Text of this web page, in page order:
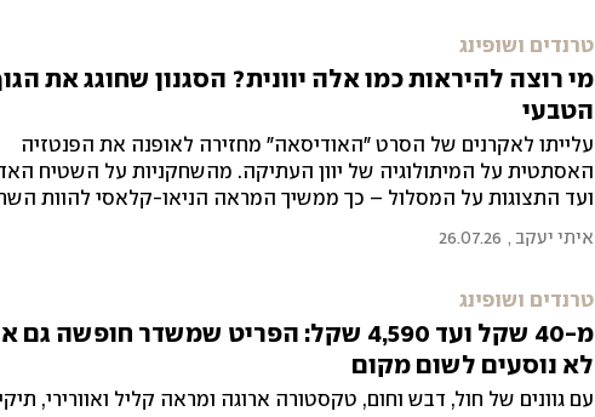
טרנדים ושופינג
מי רוצה להיראות כמו אלה יוונית? הסגנון שחוגג את
הטבעי
עלייתו לאקרנים של הסרט "האודיסאה" מחזירה לאופנה את הפנטזיה
האסתטית על המיתולוגיה של יוון העתיקה. מהשחקניות על השטיח
ועד התצוגות על המסלול – כך ממשיך המראה הניאו-קלאסי להוות
איתי יעקב ,
26.07.26
טרנדים ושופינג
מ-40 שקל ועד 4,590 שקל: הפריט שמשדר חופשה גם
לא נוסעים לשום מקום
עם גוונים של חול, דבש וחום, טקסטורה ארוגה ומראה קליל ואוורירי,